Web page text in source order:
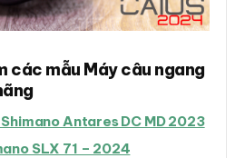
các mẫu Máy câu ngang
Antares DC MD 2023
SLX 71 – 2024